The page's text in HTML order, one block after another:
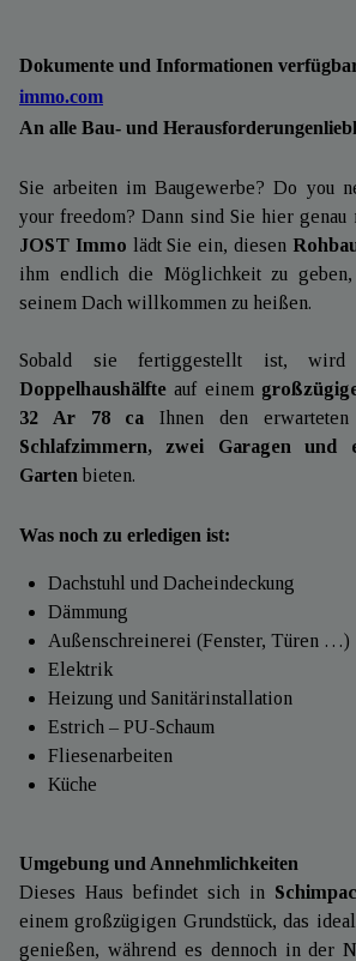
Dokumente und Informationen
immo.com
An alle Bau- und
Sie arbeiten im Baugewerbe? Do you
your freedom? Dann sind Sie hier
JOST Immo lädt Sie ein, diesen
ihm endlich die Möglichkeit zu
seinem Dach willkommen zu heißen.
Sobald sie fertiggestellt ist,
Doppelhaushälfte auf einem
32 Ar 78 ca Ihnen den
Schlafzimmern, zwei Garagen und
Garten bieten.
Was noch zu erledigen ist:
Dachstuhl und Dacheindeckung
Dämmung
Außenschreinerei (Fenster, Türen …)
Elektrik
Heizung und Sanitärinstallation
Estrich – PU-Schaum
Fliesenarbeiten
Küche
Umgebung und Annehmlichkeiten
Dieses Haus befindet sich in
einem großzügigen Grundstück, das
genießen, während es dennoch in der